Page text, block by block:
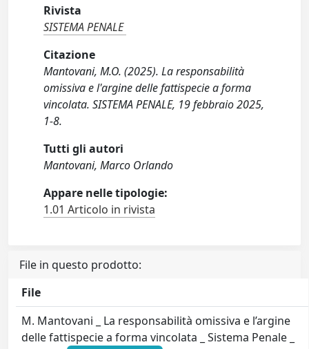
Rivista
SISTEMA PENALE
Citazione
Mantovani, M.O. (2025). La responsabilità
omissiva e l'argine delle fattispecie a forma
vincolata. SISTEMA PENALE, 19 febbraio 2025,
1-8.
Tutti gli autori
Mantovani, Marco Orlando
Appare nelle tipologie:
1.01 Articolo in rivista
File in questo prodotto:
File
M. Mantovani _ La responsabilità omissiva e l’argine
delle fattispecie a forma vincolata _ Sistema Penale _